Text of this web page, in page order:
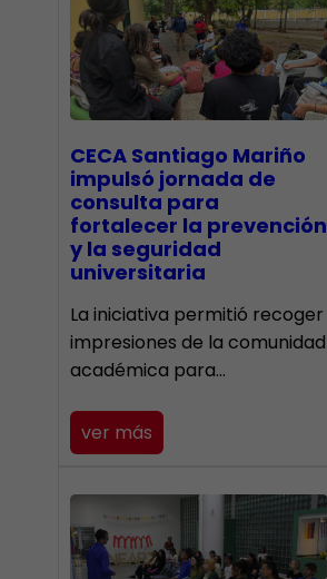
CECA Santiago Mariño
impulsó jornada de
consulta para
fortalecer la prevención
y la seguridad
universitaria
La iniciativa permitió recoger
impresiones de la comunidad
académica para…
ver más